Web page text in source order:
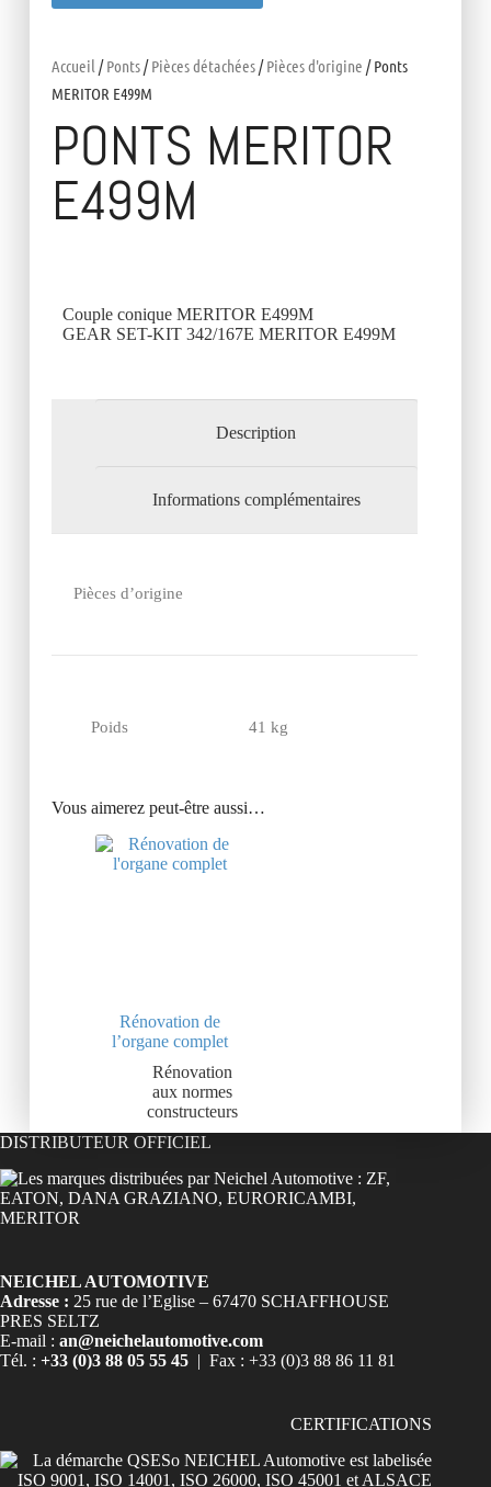
Accueil /Ponts/Pièces détachées/Pièces d'origine / Ponts
MERITOR E499M
PONTS MERITOR
E499M
Couple conique MERITOR E499M
GEAR SET-KIT 342/167E MERITOR E499M
Description
Informations complémentaires
Pièces d’origine
Poids 41 kg
Vous aimerez peut-être aussi…
Rénovation de
l’organe complet
Rénovation
aux normes
constructeurs
DISTRIBUTEUR OFFICIEL
NEICHEL AUTOMOTIVE
Adresse : 25 rue de l’Eglise – 67470 SCHAFFHOUSE
PRES SELTZ
E-mail : an@neichelautomotive.com
Tél. : +33 (0)3 88 05 55 45 | Fax : +33 (0)3 88 86 11 81
CERTIFICATIONS